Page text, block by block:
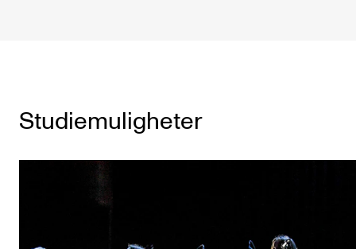
Studiemuligheter